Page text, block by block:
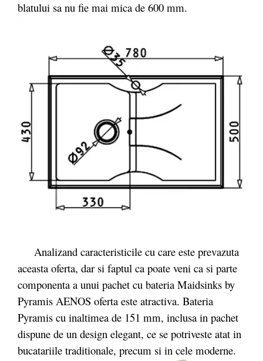
blatului sa nu fie mai mica de 600 mm.
Analizand caracteristicile cu care este prevazuta
aceasta oferta, dar si faptul ca poate veni ca si parte
componenta a unui pachet cu bateria Maidsinks by
Pyramis AENOS oferta este atractiva. Bateria
Pyramis cu inaltimea de 151 mm, inclusa in pachet
dispune de un design elegant, ce se potriveste atat in
bucatariile traditionale, precum si in cele moderne.